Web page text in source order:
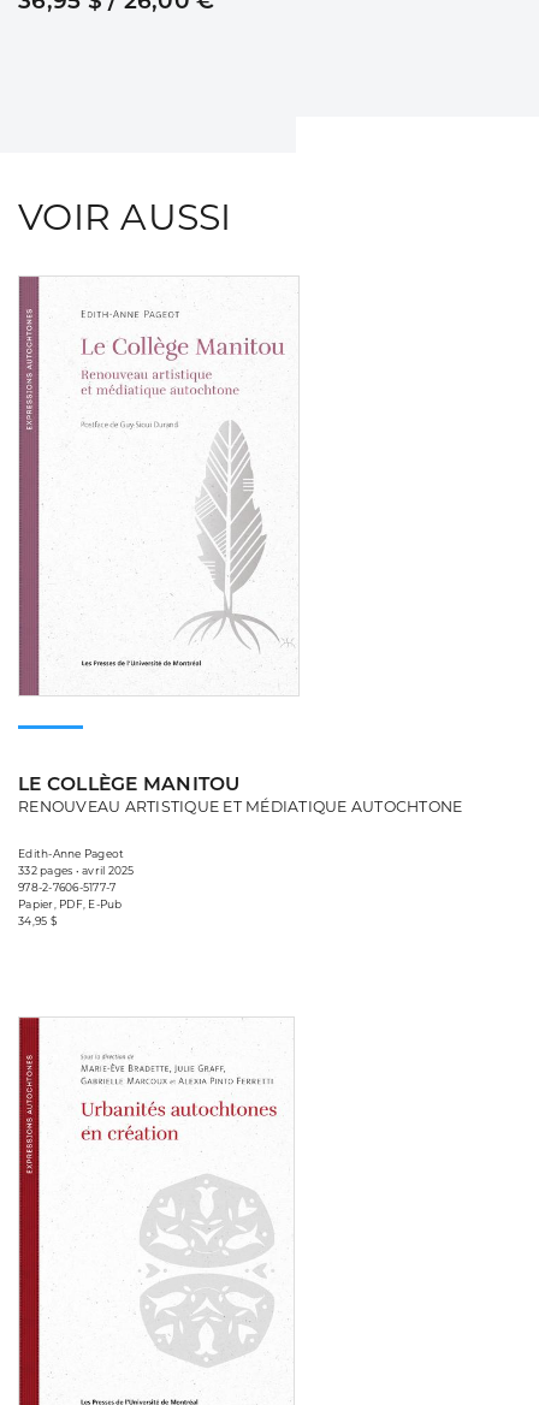
VOIR AUSSI
LE COLLÈGE MANITOU
RENOUVEAU ARTISTIQUE ET MÉDIATIQUE AUTOCHTONE
Edith-Anne Pageot
332 pages • avril 2025
978-2-7606-5177-7
Papier, PDF, E-Pub
34,95 $